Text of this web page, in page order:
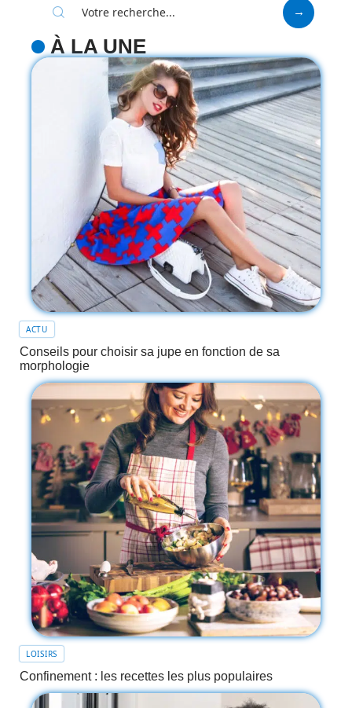
À LA UNE
ACTU
Conseils pour choisir sa jupe en fonction de sa
morphologie
LOISIRS
Confinement : les recettes les plus populaires